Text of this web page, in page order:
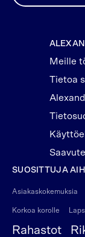
Meille
Tietoa
SUOSITTUJA
Asiakaskokemuksia
Korkoa korolle
Rahastot